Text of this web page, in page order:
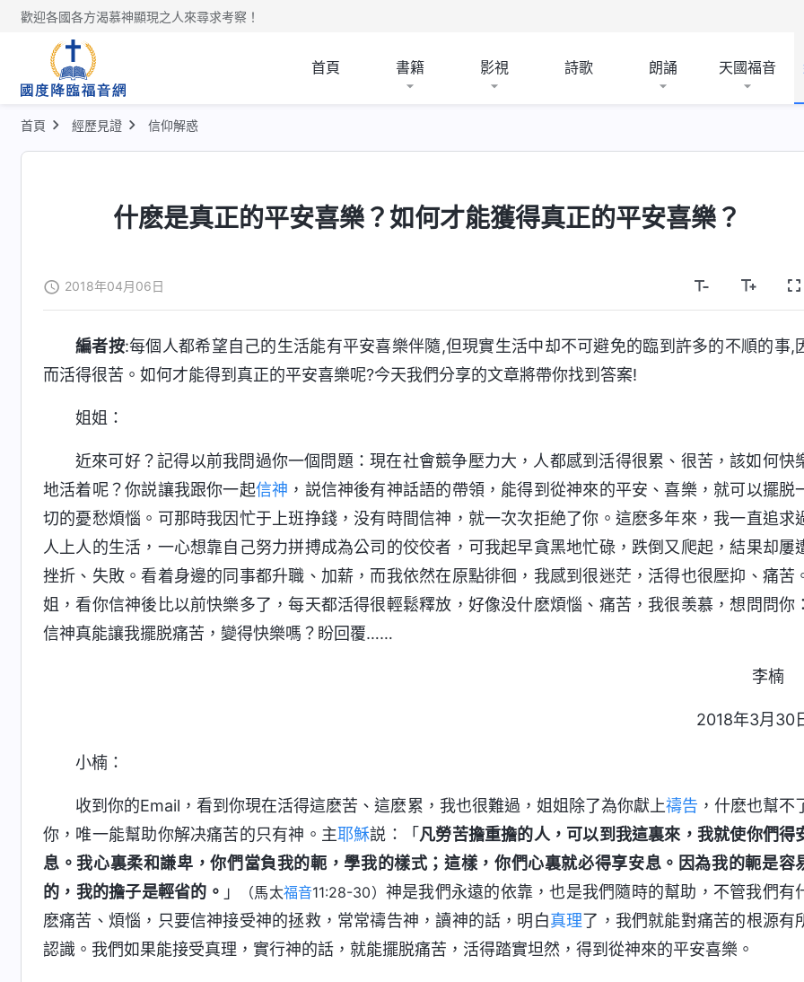
歡迎各國各方渴慕神顯現之人來尋求考察！
首頁 書籍 影視 詩歌 朗誦 天國福音
首頁 經歷見證 信仰解惑
什麽是真正的平安喜樂？如何才能獲得真正的平安喜樂？
2018年04月06日
編者按:每個人都希望自己的生活能有平安喜樂伴隨,但現實生活中却不可避免的臨到許多的不順的事,
而活得很苦。如何才能得到真正的平安喜樂呢?今天我們分享的文章將帶你找到答案!
姐姐：
近來可好？記得以前我問過你一個問題：現在社會競争壓力大，人都感到活得很累、很苦，該如何快
地活着呢？你説讓我跟你一起信神 ，説信神後有神話語的帶領，能得到從神來的平安、喜樂，就可以擺脱
切的憂愁煩惱。可那時我因忙于上班挣錢，没有時間信神，就一次次拒絶了你。這麽多年來，我一直追求
人上人的生活，一心想靠自己努力拼搏成為公司的佼佼者，可我起早貪黑地忙碌，跌倒又爬起，結果却屢
挫折、失敗。看着身邊的同事都升職、加薪，而我依然在原點徘徊，我感到很迷茫，活得也很壓抑、痛苦
姐，看你信神後比以前快樂多了，每天都活得很輕鬆釋放，好像没什麽煩惱、痛苦，我很羡慕，想問問你：
信神真能讓我擺脱痛苦，變得快樂嗎？盼回覆……
李楠
2018年3月30
小楠：
收到你的Email，看到你現在活得這麽苦、這麽累，我也很難過，姐姐除了為你獻上禱告 ，什麽也幫不
你，唯一能幫助你解决痛苦的只有神。主耶穌説：「 凡勞苦擔重擔的人，可以到我這裏來，我就使你們得
息。我心裏柔和謙卑，你們當負我的軛，學我的樣式；這樣，你們心裏就必得享安息。因為我的軛是容
的，我的擔子是輕省的。 」 （馬太福音11:28-30） 神是我們永遠的依靠，也是我們隨時的幫助，不管我們有
麽痛苦、煩惱，只要信神接受神的拯救，常常禱告神，讀神的話，明白真理了，我們就能對痛苦的根源有
認識。我們如果能接受真理，實行神的話，就能擺脱痛苦，活得踏實坦然，得到從神來的平安喜樂。